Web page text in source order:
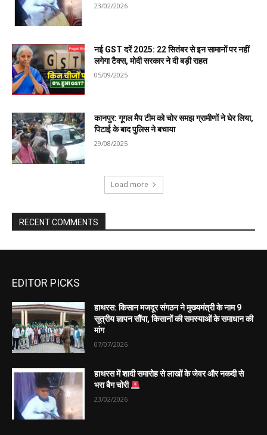
EDITOR PICKS
हाथरस: किसान मजदूर संगठन ने मुख्यमंत्री के नाम 9
सूत्रीय ज्ञापन सौंपा, किसानों की समस्याओं के समाधान की
मांग
07/07/2026
हाथरस में शादी समारोह से लाखों के जेवर और नकदी से
भरा बैग चोरी
23/02/2026